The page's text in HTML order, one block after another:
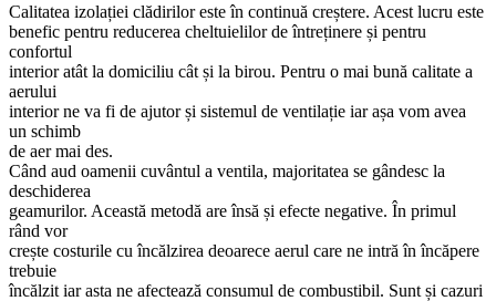
Calitatea izolației clădirilor este în continuă creștere. Acest lucru este
benefic pentru reducerea cheltuielilor de întreținere și pentru
confortul
interior atât la domiciliu cât și la birou. Pentru o mai bună calitate a
aerului
interior ne va fi de ajutor și sistemul de ventilație iar așa vom avea
un schimb
de aer mai des.
Când aud oamenii cuvântul a ventila, majoritatea se gândesc la
deschiderea
geamurilor. Această metodă are însă și efecte negative. În primul
rând vor
crește costurile cu încălzirea deoarece aerul care ne intră în încăpere
trebuie
încălzit iar asta ne afectează consumul de combustibil. Sunt și cazuri